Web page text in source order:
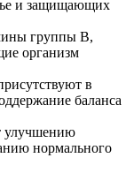
и защищающих
группы В,
организм
в
баланса
улучшению
нормального